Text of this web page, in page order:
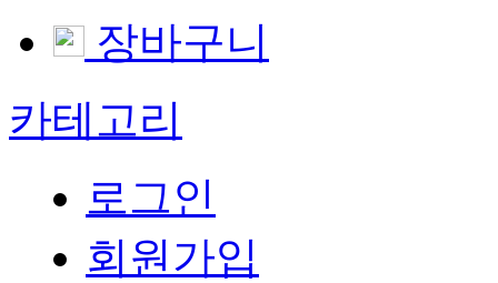
장바구니
카테고리
로그인
회원가입